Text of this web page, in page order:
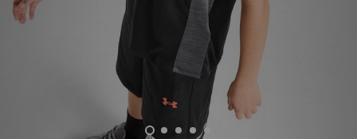
Mina meddelanden